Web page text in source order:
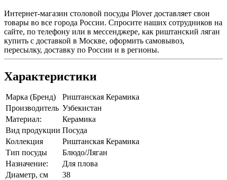
Интернет-магазин столовой посуды Plover доставляет свои
товары во все города России. Спросите наших сотрудников на
сайте, по телефону или в мессенджере, как риштанский ляган
купить с доставкой в Москве, оформить самовывоз,
пересылку, доставку по России и в регионы.
Характеристики
Марка (Бренд)
Риштанская Керамика
Производитель Узбекистан
Материал:
Керамика
Вид продукции Посуда
Коллекция
Риштанская Керамика
Тип посуды
Блюдо/Ляган
Назначение:
Для плова
Диаметр, см
38